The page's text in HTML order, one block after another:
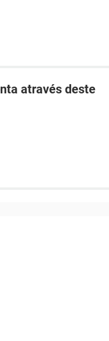
através deste